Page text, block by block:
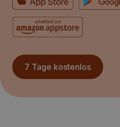
7 Tage kostenlos